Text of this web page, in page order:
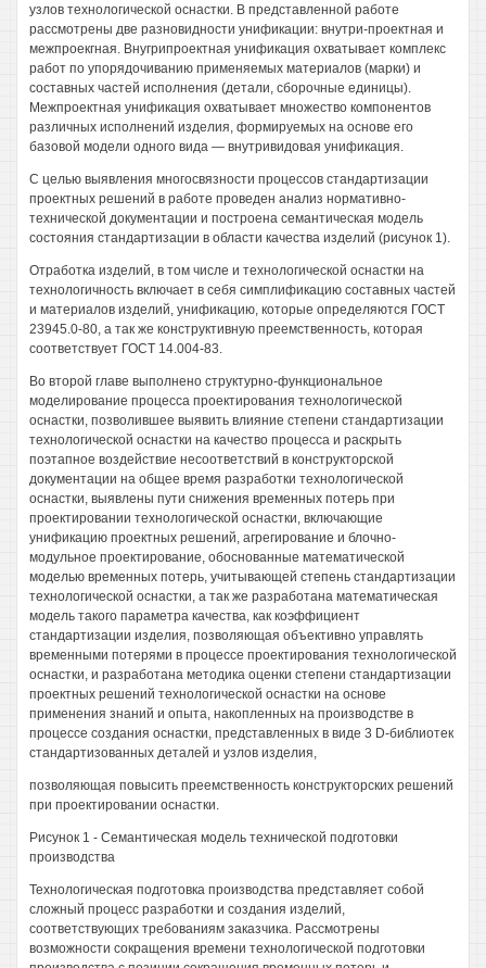
узлов технологической оснастки. В представленной работе
рассмотрены две разновидности унификации: внутри-проектная и
межпроекгная. Внугрипроектная унификация охватывает комплекс
работ по упорядочиванию применяемых материалов (марки) и
составных частей исполнения (детали, сборочные единицы).
Межпроектная унификация охватывает множество компонентов
различных исполнений изделия, формируемых на основе его
базовой модели одного вида — внутривидовая унификация.
С целью выявления многосвязности процессов стандартизации
проектных решений в работе проведен анализ нормативно-
технической документации и построена семантическая модель
состояния стандартизации в области качества изделий (рисунок 1).
Отработка изделий, в том числе и технологической оснастки на
технологичность включает в себя симплификацию составных частей
и материалов изделий, унификацию, которые определяются ГОСТ
23945.0-80, а так же конструктивную преемственность, которая
соответствует ГОСТ 14.004-83.
Во второй главе выполнено структурно-функциональное
моделирование процесса проектирования технологической
оснастки, позволившее выявить влияние степени стандартизации
технологической оснастки на качество процесса и раскрыть
поэтапное воздействие несоответствий в конструкторской
документации на общее время разработки технологической
оснастки, выявлены пути снижения временных потерь при
проектировании технологической оснастки, включающие
унификацию проектных решений, агрегирование и блочно-
модульное проектирование, обоснованные математической
моделью временных потерь, учитывающей степень стандартизации
технологической оснастки, а так же разработана математическая
модель такого параметра качества, как коэффициент
стандартизации изделия, позволяющая объективно управлять
временными потерями в процессе проектирования технологической
оснастки, и разработана методика оценки степени стандартизации
проектных решений технологической оснастки на основе
применения знаний и опыта, накопленных на производстве в
процессе создания оснастки, представленных в виде 3 D-библиотек
стандартизованных деталей и узлов изделия,
позволяющая повысить преемственность конструкторских решений
при проектировании оснастки.
Рисунок 1 - Семантическая модель технической подготовки
производства
Технологическая подготовка производства представляет собой
сложный процесс разработки и создания изделий,
соответствующих требованиям заказчика. Рассмотрены
возможности сокращения времени технологической подготовки